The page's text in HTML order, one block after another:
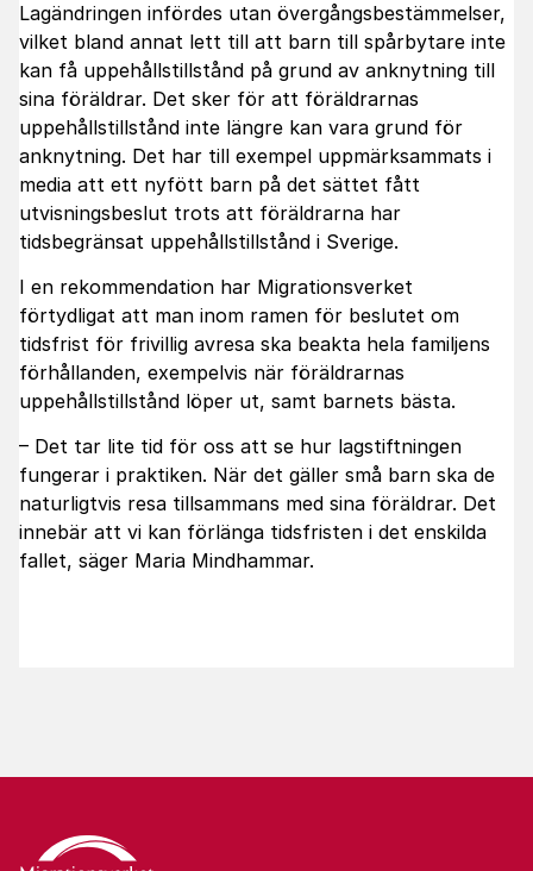
Lagändringen infördes utan övergångsbestämmelser,
vilket bland annat lett till att barn till spårbytare inte
kan få uppehållstillstånd på grund av anknytning till
sina föräldrar. Det sker för att föräldrarnas
uppehållstillstånd inte längre kan vara grund för
anknytning. Det har till exempel uppmärksammats i
media att ett nyfött barn på det sättet fått
utvisningsbeslut trots att föräldrarna har
tidsbegränsat uppehållstillstånd i Sverige.
I en rekommendation har Migrationsverket
förtydligat att man inom ramen för beslutet om
tidsfrist för frivillig avresa ska beakta hela familjens
förhållanden, exempelvis när föräldrarnas
uppehållstillstånd löper ut, samt barnets bästa.
– Det tar lite tid för oss att se hur lagstiftningen
fungerar i praktiken. När det gäller små barn ska de
naturligtvis resa tillsammans med sina föräldrar. Det
innebär att vi kan förlänga tidsfristen i det enskilda
fallet, säger Maria Mindhammar.